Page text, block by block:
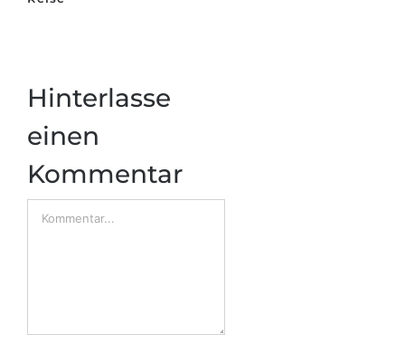
Hinterlasse
einen
Kommentar
Comment